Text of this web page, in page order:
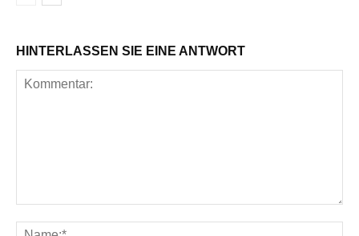
HINTERLASSEN SIE EINE ANTWORT